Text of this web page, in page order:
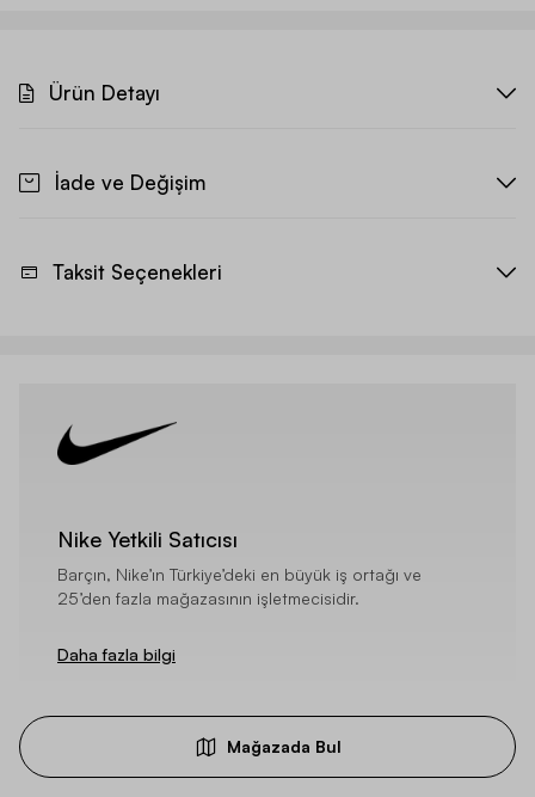
Ürün Detayı
İade ve Değişim
Taksit Seçenekleri
Nike Yetkili Satıcısı
Barçın, Nike’ın Türkiye’deki en büyük iş ortağı ve
25’den fazla mağazasının işletmecisidir.
Daha fazla bilgi
Mağazada Bul